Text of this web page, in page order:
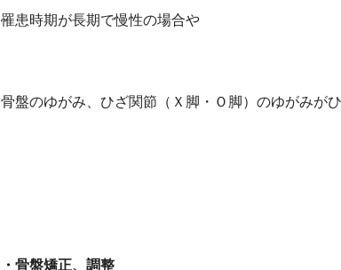
罹患時期が長期で慢性の場合や
骨盤のゆがみ、ひざ関節（Ｘ脚・Ｏ脚）のゆがみが
・骨盤矯正、調整